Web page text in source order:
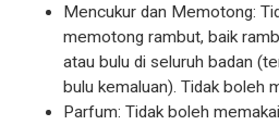
Mencukur dan Memotong:
memotong rambut, baik
atau bulu di seluruh badan
bulu kemaluan). Tidak boleh
Parfum: Tidak boleh